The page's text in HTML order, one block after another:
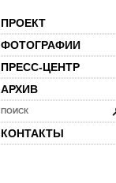
ПРОЕКТ
ФОТОГРАФИИ
ПРЕСС-ЦЕНТР
АРХИВ
ПОИСК
КОНТАКТЫ